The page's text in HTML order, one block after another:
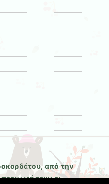
από την
οι